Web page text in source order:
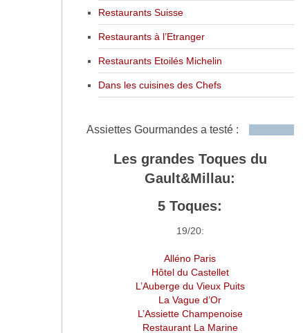
Restaurants Suisse
Restaurants à l’Etranger
Restaurants Etoilés Michelin
Dans les cuisines des Chefs
Assiettes Gourmandes a testé :
Les grandes Toques du
Gault&Millau:
5 Toques:
19/20:
Alléno Paris
Hôtel du Castellet
L’Auberge du Vieux Puits
La Vague d’Or
L’Assiette Champenoise
Restaurant La Marine